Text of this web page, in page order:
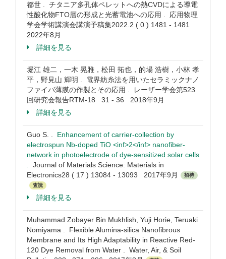
都世 . チタニア多孔体ペレットへの熱CVDによる導電
性酸化物FTO層の形成と光蓄電池への応用 . 応用物理
学会学術講演会講演予稿集2022.2 ( 0 ) 1481 - 1481
2022年8月
詳細を見る
堀江 雄二，一木 晃雅，松田 拓也，的場 浩樹，小林 孝
平，野見山 輝明 . 電界紡糸法を用いたセラミックナノ
ファイバ薄膜の作製とその応用 . レーザー学会第523
回研究会報告RTM-18 31 - 36 2018年9月
詳細を見る
Guo S. . Enhancement of carrier-collection by
electrospun Nb-doped TiO <inf>2</inf> nanofiber-
network in photoelectrode of dye-sensitized solar cells
Journal of Materials Science: Materials in
Electronics28 ( 17 ) 13084 - 13093 2017年9月
招待
査読
詳細を見る
Muhammad Zobayer Bin Mukhlish, Yuji Horie, Teruaki
Nomiyama . Flexible Alumina-silica Nanofibrous
Membrane and Its High Adaptability in Reactive Red-
120 Dye Removal from Water . Water, Air, & Soil